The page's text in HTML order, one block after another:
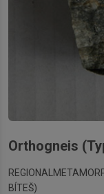
Orthogneis
BÍTEŠ)